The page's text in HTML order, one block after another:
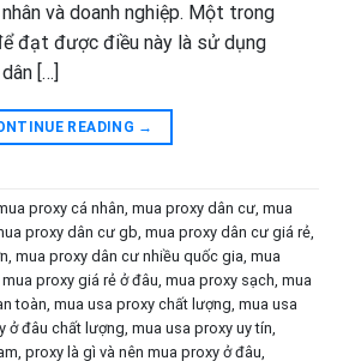
và doanh nghiệp. Một trong
đạt được điều này là sử dụng
[…]
READING →
proxy cá nhân, mua proxy dân cư, mua
proxy dân cư gb, mua proxy dân cư giá rẻ,
, mua proxy dân cư nhiều quốc gia, mua
mua proxy giá rẻ ở đâu, mua proxy sạch, mua
toàn, mua usa proxy chất lượng, mua usa
ở đâu chất lượng, mua usa proxy uy tín,
, proxy là gì và nên mua proxy ở đâu,